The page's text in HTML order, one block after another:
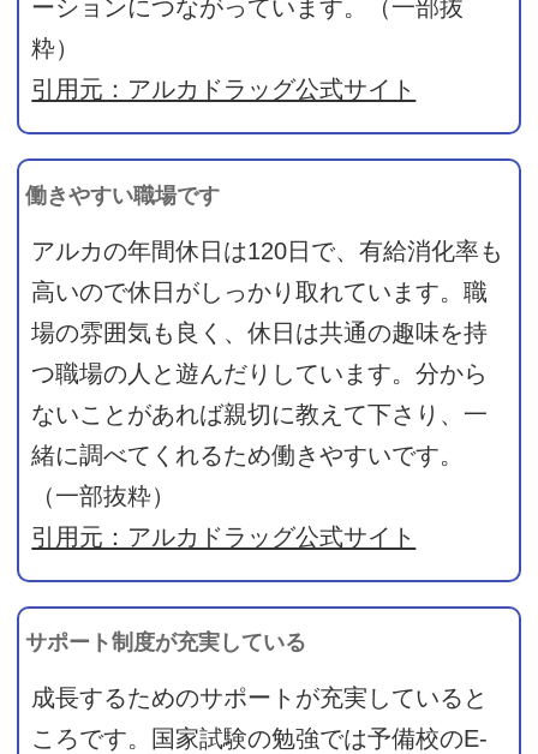
ーションにつながっています。（一部抜
粋）
引用元：アルカドラッグ公式サイト
働きやすい職場です
アルカの年間休日は120日で、有給消化率も
高いので休日がしっかり取れています。職
場の雰囲気も良く、休日は共通の趣味を持
つ職場の人と遊んだりしています。分から
ないことがあれば親切に教えて下さり、一
緒に調べてくれるため働きやすいです。
（一部抜粋）
引用元：アルカドラッグ公式サイト
サポート制度が充実している
成長するためのサポートが充実していると
ころです。国家試験の勉強では予備校のE-